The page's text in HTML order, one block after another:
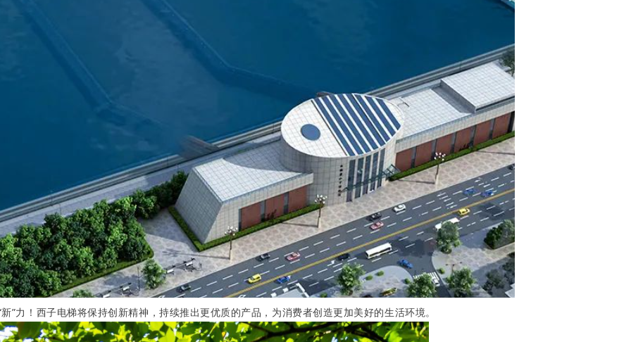
”力！西子电梯将保持创新精神，持续推出更优质的产品，为消费者创造更加美好的生活环境。